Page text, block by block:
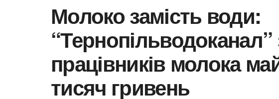
Молоко замість води:
працівників молока
тисяч гривень